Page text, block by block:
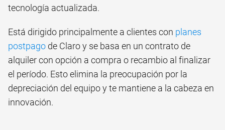
tecnología actualizada.
Está dirigido principalmente a clientes con planes
postpago de Claro y se basa en un contrato de
alquiler con opción a compra o recambio al finalizar
el período. Esto elimina la preocupación por la
depreciación del equipo y te mantiene a la cabeza en
innovación.